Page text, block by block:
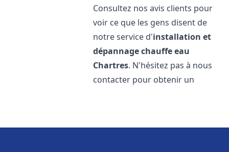
Consultez nos avis clients pour
voir ce que les gens disent de
notre service d'installation et
dépannage chauffe eau
Chartres. N'hésitez pas à nous
contacter pour obtenir un